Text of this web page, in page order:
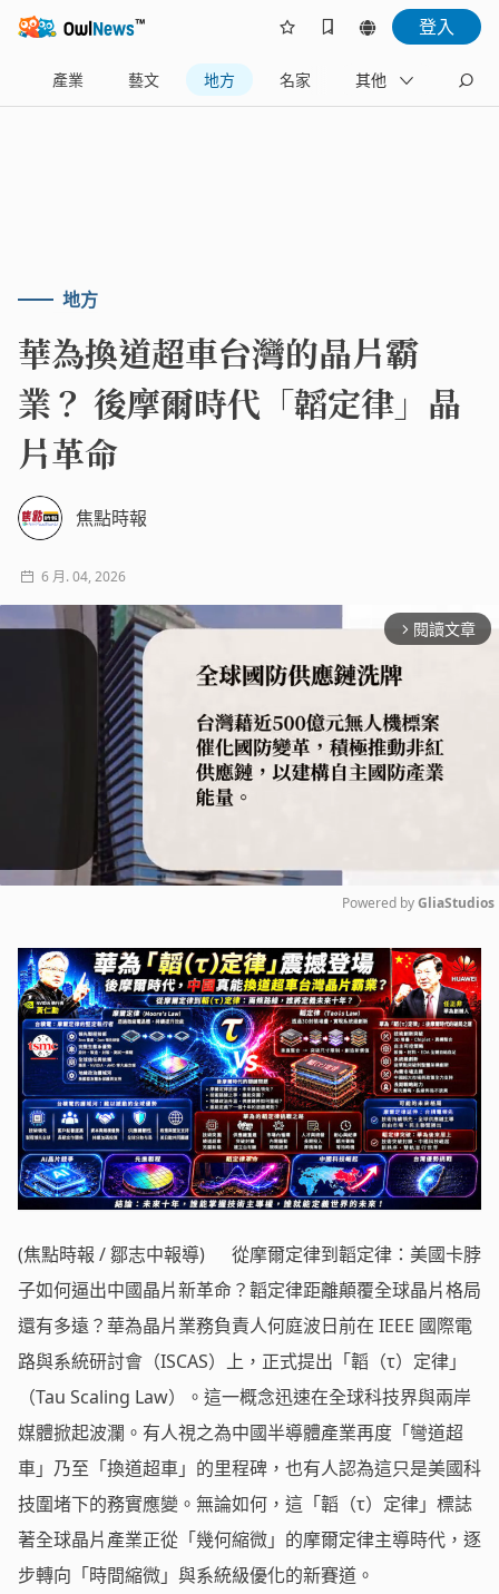
登入
產業 藝文 地方 名家 其他
地方
華為換道超車台灣的晶片霸
業？ 後摩爾時代「韜定律」晶
片革命
焦點時報
6 月. 04, 2026
arrow_forward_ios 閱讀文章
Mute
Powered by GliaStudios
(焦點時報 / 鄒志中報導) 從摩爾定律到韜定律：美國卡脖
子如何逼出中國晶片新革命？韜定律距離顛覆全球晶片格局
還有多遠？華為晶片業務負責人何庭波日前在 IEEE 國際電
路與系統研討會（ISCAS）上，正式提出「韜（τ）定律」
（Tau Scaling Law）。這一概念迅速在全球科技界與兩岸
媒體掀起波瀾。有人視之為中國半導體產業再度「彎道超
車」乃至「換道超車」的里程碑，也有人認為這只是美國科
技圍堵下的務實應變。無論如何，這「韜（τ）定律」標誌
著全球晶片產業正從「幾何縮微」的摩爾定律主導時代，逐
步轉向「時間縮微」與系統級優化的新賽道。